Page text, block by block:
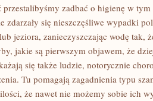
przestalibyśmy zadbać o higienę w
zdarzały się nieszczęśliwe wypadki
jeziora, zanieczyszczając wodę tak,
jakie są pierwszym objawem, że
się także ludzie, notorycznie
Tu pomagają zagadnienia typu
że nawet nie możemy sobie ich